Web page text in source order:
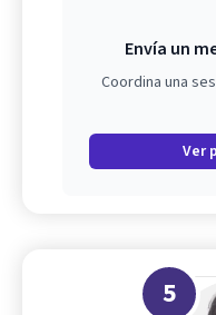
Envía un
Coordina una
Ver
5